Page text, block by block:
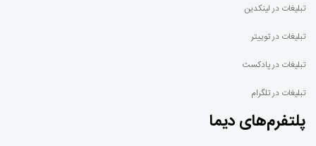
تبلیغات در لینکدین
تبلیغات در توییتر
تبلیغات در پادکست
تبلیغات در تلگرام
پلتفرم‌های دیما